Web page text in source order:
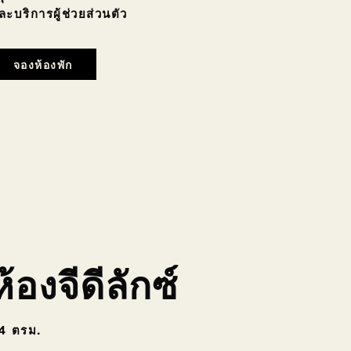
ะบริการผู้ช่วยส่วนตัว
จองห้องพัก
องจีดีลักซ์
ตรม.